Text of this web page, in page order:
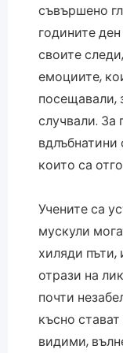
съвършено
годините
своите
емоциите,
посещавали,
случвали. За
вдлъбнатини
които са
Учените са
мускули
хиляди пъти,
отрази на
почти
късно
видими,